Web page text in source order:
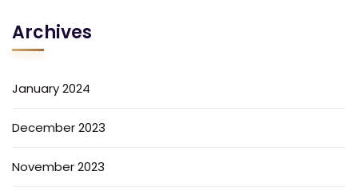
Archives
January 2024
December 2023
November 2023